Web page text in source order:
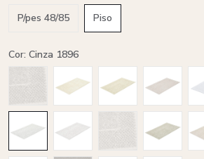
P/pes 48/85
Piso
Cor: Cinza 1896